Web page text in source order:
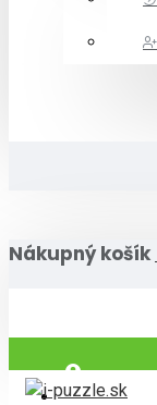
Nákupný košík
Prihlásiť